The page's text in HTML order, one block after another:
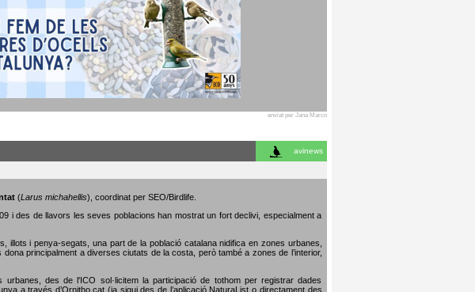
enviat per Jana Marco
avinews
(Larus michahellis), coordinat per SEO/Birdlife.
i des de llavors les seves poblacions han mostrat un fort declivi, especialment a
illots i penya-segats, una part de la població catalana nidifica en zones urbanes,
principalment a diverses ciutats de la costa, però també a zones de l’interior,
des de l'ICO sol·licitem la participació de tothom per registrar dades
a través d’Ornitho.cat (ja sigui des de l’aplicació NaturaList o directament des